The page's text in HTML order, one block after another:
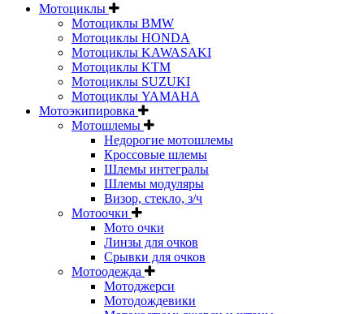
Мотоциклы
Мотоциклы BMW
Мотоциклы HONDA
Мотоциклы KAWASAKI
Мотоциклы KTM
Мотоциклы SUZUKI
Мотоциклы YAMAHA
Мотоэкипировка
Мотошлемы
Недорогие мотошлемы
Кроссовые шлемы
Шлемы интегралы
Шлемы модуляры
Визор, стекло, з/ч
Мотоочки
Мото очки
Линзы для очков
Срывки для очков
Мотоодежда
Мотоджерси
Мотодождевики